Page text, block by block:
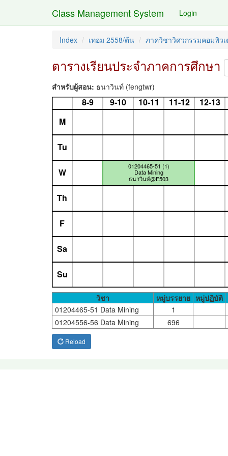
Class Management System Login
Index เทอม 2558/ต้น ภาควิชาวิศวกรรมคอมพิวเ
ตารางเรียนประจำภาคการศึกษา
สำหรับผู้สอน: ธนาวินท์ (fengtwr)
8-9 9-10 10-11 11-12 12-13
01204465-51 (1)
Data Mining
ธนาวินท์@E503
M
Tu
W
Th
F
Sa
Su
วิชา หมู่บรรยาย หมู่ปฏิบัติ
01204465-51 Data Mining
1
01204556-56 Data Mining
696
Reload